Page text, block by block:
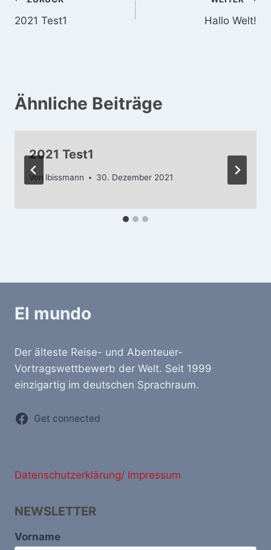
2021 Test1 Hallo Welt!
Ähnliche Beiträge
2021 Test1
Von lbissmann 30. Dezember 2021
El mundo
Der älteste Reise- und Abenteuer-
Vortragswettbewerb der Welt. Seit 1999
einzigartig im deutschen Sprachraum.
Get connected
Datenschutzerklärung/ Impressum
NEWSLETTER
Vorname